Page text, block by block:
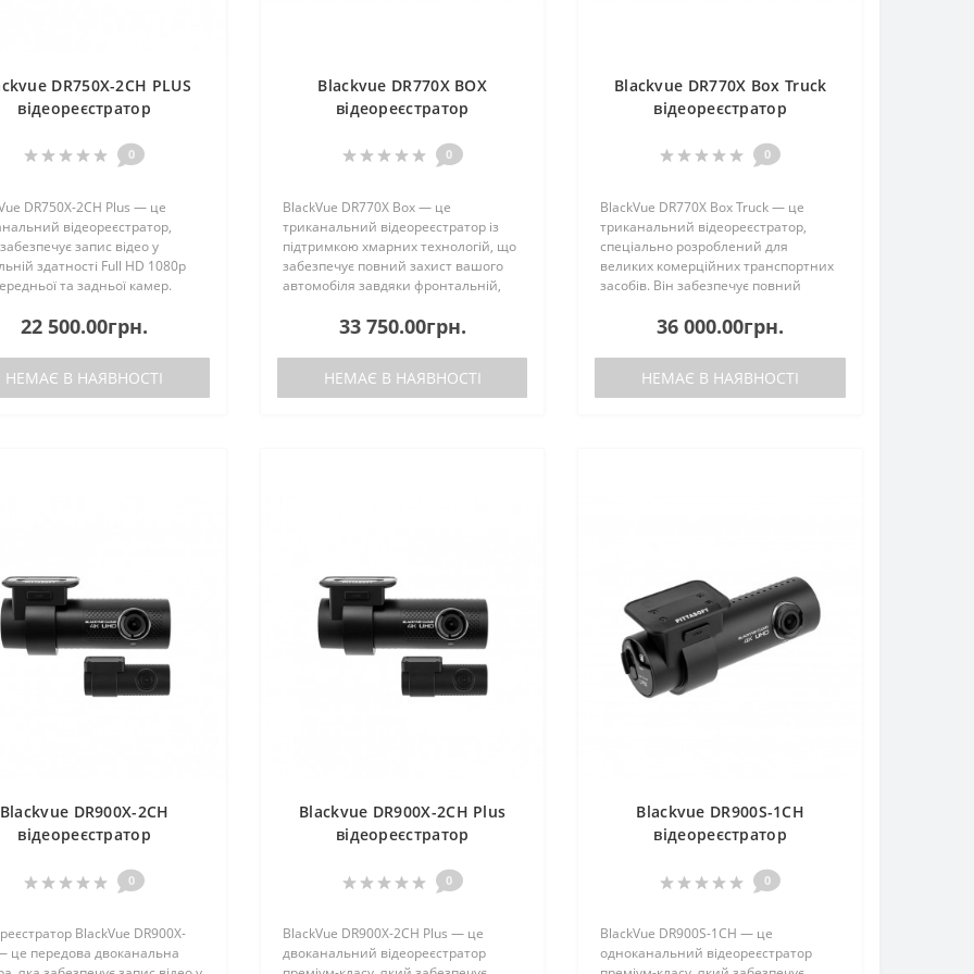
DR750X-2CH PLUS
відеореєстратор
0
DR750X-2CH Plus — це
відеореєстратор,
запис відео у
здатності Full HD 1080p
та задньої камер.
STARVIS, що гарантує високу
зображення навіть пр..
22 500.00грн.
НЕМАЄ В НАЯВНОСТІ
Blackvue DR770X BOX
відеореєстратор
0
BlackVue DR770X Box — це
триканальний відеореєстратор із
підтримкою хмарних технологій, що
забезпечує повний захист вашого
автомобіля завдяки фронтальній,
Компактні камери підключаються до
окремого блоку запису, який мож..
33 750.00грн.
НЕМАЄ В НАЯВНОСТІ
Blackvue DR770X Box Truck
відеореєстратор
0
BlackVue DR770X Box Truck — це
триканальний відеореєстратор,
спеціально розроблений для
великих комерційних транспортних
засобів. Він забезпечує повний
завдяки фронтальній, внутрішній та
зовнішній камерам.Основні
характе..
36 000.00грн.
НЕМАЄ В НАЯВНОСТІ
Blackvue DR900X-2CH
відеореєстратор
0
BlackVue DR900X-
це передова двоканальна
Blackvue DR900X-2CH Plus
відеореєстратор
0
BlackVue DR900X-2CH Plus — це
двоканальний відеореєстратор
Blackvue DR900S-1CH
відеореєстратор
0
BlackVue DR900S-1CH — це
одноканальний відеореєстратор